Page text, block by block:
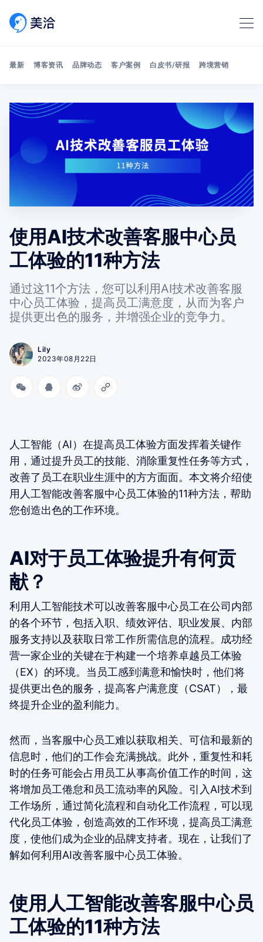
最新 博客资讯 品牌动态 客户案例 白皮书/研报 跨境营销
使用AI技术改善客服中心员
工体验的11种方法
通过这11个方法，您可以利用AI技术改善客服
中心员工体验，提高员工满意度，从而为客户
提供更出色的服务，并增强企业的竞争力。
Lily
2023年08月22日
人工智能（AI）在提高员工体验方面发挥着关键作
用，通过提升员工的技能、消除重复性任务等方式，
改善了员工在职业生涯中的方方面面。本文将介绍使
用人工智能改善客服中心员工体验的11种方法，帮助
您创造出色的工作环境。
AI对于员工体验提升有何贡
献？
利用人工智能技术可以改善客服中心员工在公司内部
的各个环节，包括入职、绩效评估、职业发展、内部
服务支持以及获取日常工作所需信息的流程。成功经
营一家企业的关键在于构建一个培养卓越员工体验
（EX）的环境。当员工感到满意和愉快时，他们将
提供更出色的服务，提高客户满意度（CSAT），最
终提升企业的盈利能力。
然而，当客服中心员工难以获取相关、可信和最新的
信息时，他们的工作会充满挑战。此外，重复性和耗
时的任务可能会占用员工从事高价值工作的时间，这
将增加员工倦怠和员工流动率的风险。引入AI技术到
工作场所，通过简化流程和自动化工作流程，可以现
代化员工体验，创造高效的工作环境，提高员工满意
度，使他们成为企业的品牌支持者。现在，让我们了
解如何利用AI改善客服中心员工体验。
使用人工智能改善客服中心员
工体验的11种方法